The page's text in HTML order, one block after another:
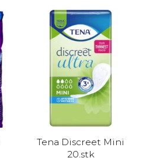
Tena Discreet Mini
20.stk